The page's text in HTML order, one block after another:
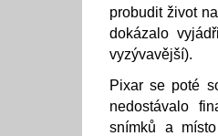
probudit život
dokázalo
vyzývavější).
Pixar se poté
nedostávalo
snímků a